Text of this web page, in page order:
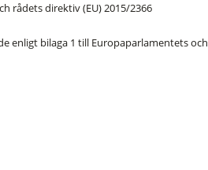
rådets direktiv (EU) 2015/2366
enligt bilaga 1 till Europaparlamentets och